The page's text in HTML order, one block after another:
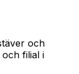
och
filial i